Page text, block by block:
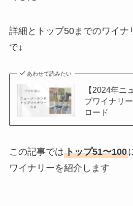
詳細とトップ50までのワイナ
で↓
あわせて読みたい
【2024年ニ
プワイナリ
ロード
この記事ではトップ51〜100
ワイナリーを紹介します